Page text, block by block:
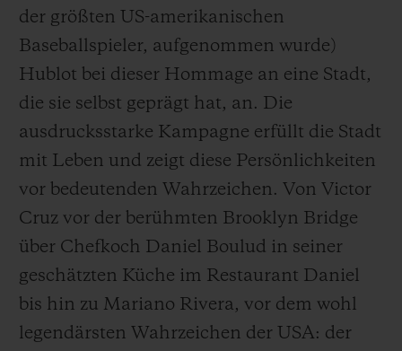
der größten US-amerikanischen
Baseballspieler, aufgenommen wurde)
Hublot bei dieser Hommage an eine Stadt,
die sie selbst geprägt hat, an. Die
ausdrucksstarke Kampagne erfüllt die Stadt
mit Leben und zeigt diese Persönlichkeiten
vor bedeutenden Wahrzeichen. Von Victor
Cruz vor der berühmten Brooklyn Bridge
über Chefkoch Daniel Boulud in seiner
geschätzten Küche im Restaurant Daniel
bis hin zu Mariano Rivera, vor dem wohl
legendärsten Wahrzeichen der USA: der